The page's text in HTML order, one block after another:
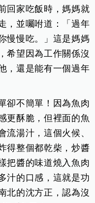
回家吃飯時，媽媽就
，並囑咐道：「過年
慢慢吃。」這是媽媽
希望因為工作關係沒
，還是能有一個過年
卻不簡單！因為魚肉
更酥脆，但裡面的魚
流湯汁，這個火候、
得整個都乾柴，炒醬
把醬的味道燒入魚肉
汁的口感，這就是功
北的沈方正，認為沒